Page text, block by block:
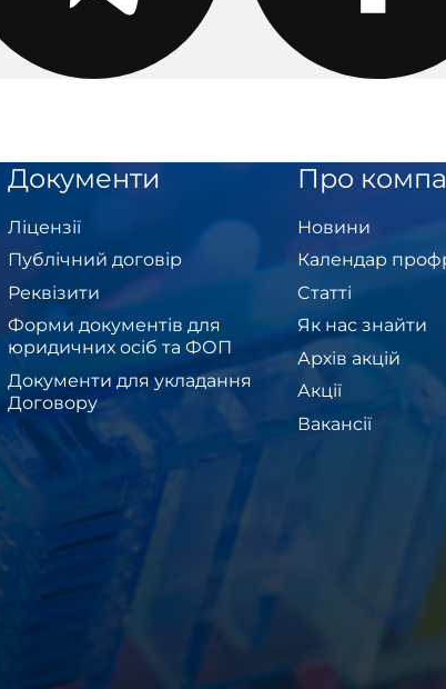
Документи
Ліцензії
Публічний договір
Реквізити
Форми документів для
юридичних осіб та ФОП
Документи для укладання
Договору
Про
Новини
Календар
Cтатті
Як нас знайти
Архів акцій
Акції
Вакансії